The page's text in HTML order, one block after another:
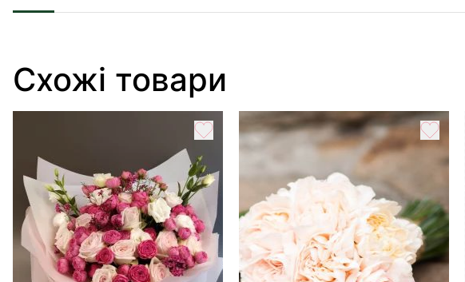
Схожі товари